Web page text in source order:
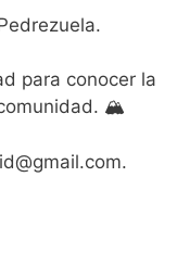
para conocer la
🏔